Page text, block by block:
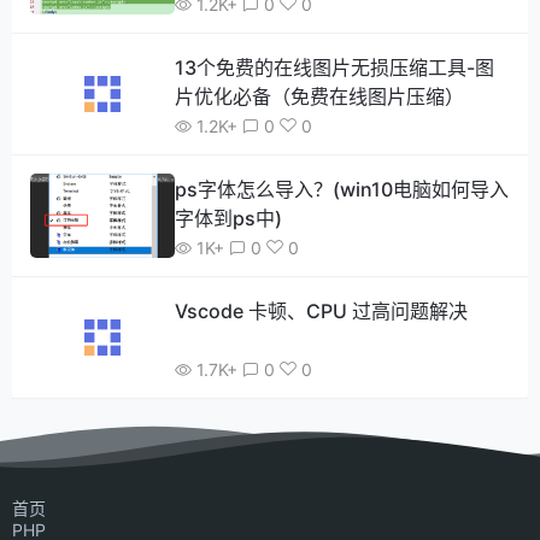
1.2K+ 0 0
13个免费的在线图片无损压缩工具-图
片优化必备（免费在线图片压缩）
1.2K+ 0 0
ps字体怎么导入？(win10电脑如何导入
字体到ps中)
1K+ 0 0
Vscode 卡顿、CPU 过高问题解决
1.7K+ 0 0
首页
PHP